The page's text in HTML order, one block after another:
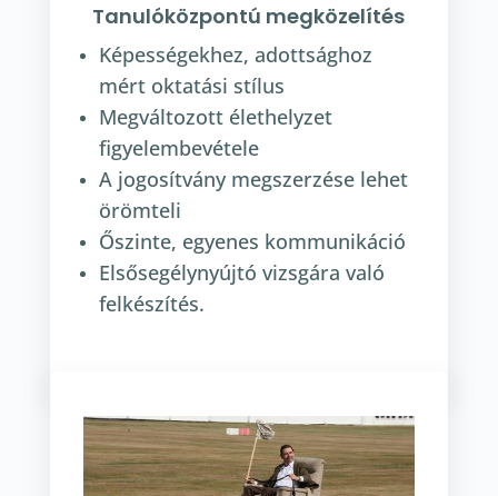
Tanulóközpontú megközelítés
Képességekhez, adottsághoz
mért oktatási stílus
Megváltozott élethelyzet
figyelembevétele
A jogosítvány megszerzése lehet
örömteli
Őszinte, egyenes kommunikáció
Elsősegélynyújtó vizsgára való
felkészítés.